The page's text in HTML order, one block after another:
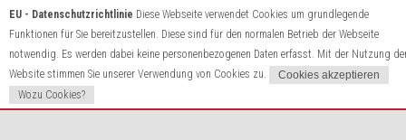
EU - Datenschutzrichtlinie Diese Webseite verwendet Cookies um grundlegende
Funktionen für Sie bereitzustellen. Diese sind für den normalen Betrieb der Webseite
notwendig. Es werden dabei keine personenbezogenen Daten erfasst. Mit der Nutzung
Website stimmen Sie unserer Verwendung von Cookies zu.
Wozu Cookies?